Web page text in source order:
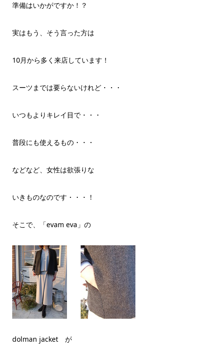
準備はいかがですか！？
実はもう、そう言った方は
10月から多く来店しています！
スーツまでは要らないけれど・・・
いつもよりキレイ目で・・・
普段にも使えるもの・・・
などなど、女性は欲張りな
いきものなのです・・・！
そこで、「evam eva」の
dolman jacket が